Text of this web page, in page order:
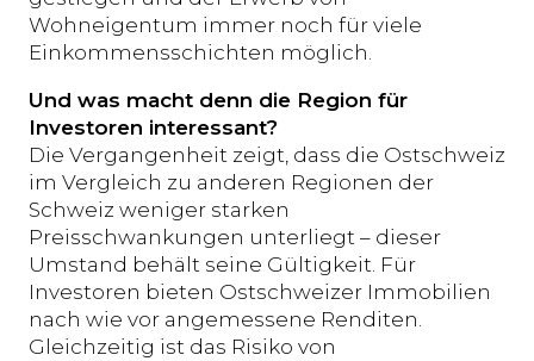
Wohneigentum immer noch für viele
Einkommensschichten möglich.
Und was macht denn die Region für
Investoren interessant?
Die Vergangenheit zeigt, dass die Ostschweiz
im Vergleich zu anderen Regionen der
Schweiz weniger starken
Preisschwankungen unterliegt – dieser
Umstand behält seine Gültigkeit. Für
Investoren bieten Ostschweizer Immobilien
nach wie vor angemessene Renditen.
Gleichzeitig ist das Risiko von